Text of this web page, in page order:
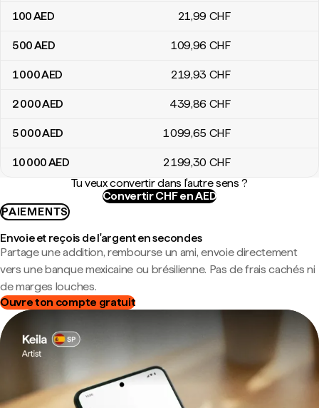
100AED 21,99 CHF
500AED 109,96 CHF
1 000AED 219,93 CHF
2 000AED 439,86 CHF
5 000AED 1 099,65 CHF
10 000AED 2 199,30 CHF
Tu veux convertir dans l'autre sens ?
Convertir CHF en AED
PAIEMENTS
Envoie et reçois de l'argent en secondes
Partage une addition, rembourse un ami, envoie directement
vers une banque mexicaine ou brésilienne. Pas de frais cachés ni
de marges louches.
Ouvre ton compte gratuit